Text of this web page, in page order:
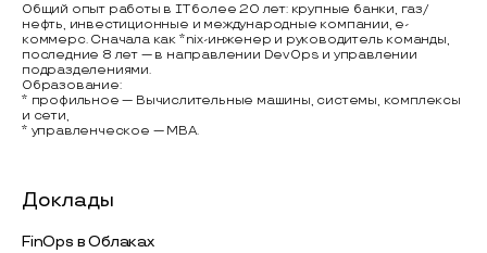
Общий опыт работы в IT более 20 лет: крупные банки, газ/
нефть, инвестиционные и международные компании, е-
коммерс. Сначала как *nix-инженер и руководитель команды,
последние 8 лет — в направлении DevOps и управлении
подразделениями.
Образование:
* профильное — Вычислительные машины, системы, комплексы
и сети,
* управленческое — MBA.
Доклады
FinOps в Облаках